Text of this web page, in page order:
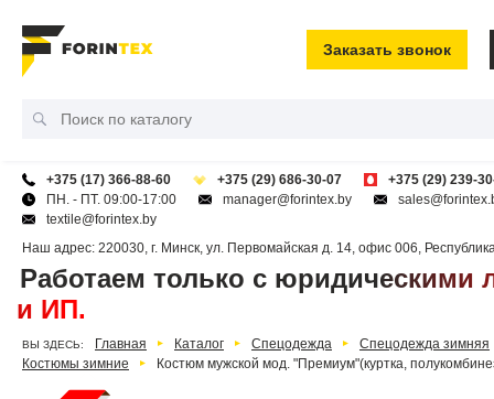
Заказать звонок
+375 (17) 366-88-60 +375 (29) 686-30-07
+375 (29) 239-
ПН. - ПТ. 09:00-17:00
manager@forintex.by
textile@forintex.by
Наш адрес: 220030, г. Минск, ул. Первомайская д. 14, офис 006,
Работаем только с юридическими
и ИП.
ВЫ ЗДЕСЬ: Главная Каталог Спецодежда
Спецодежда зимняя
Костюмы зимние
Костюм мужской мод. "Премиум"(куртка,